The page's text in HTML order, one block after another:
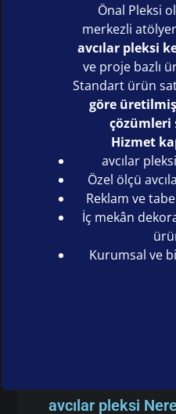
Önal Pleksi
merkezli
avcılar pleksi
ve proje bazlı
Standart ürün
göre
çözümleri
Hizmet
avcılar
Özel ölçü
Reklam ve
İç mekân
Kurumsal ve